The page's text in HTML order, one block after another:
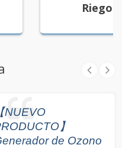
Riego
【NUEVO
】
de Ozono